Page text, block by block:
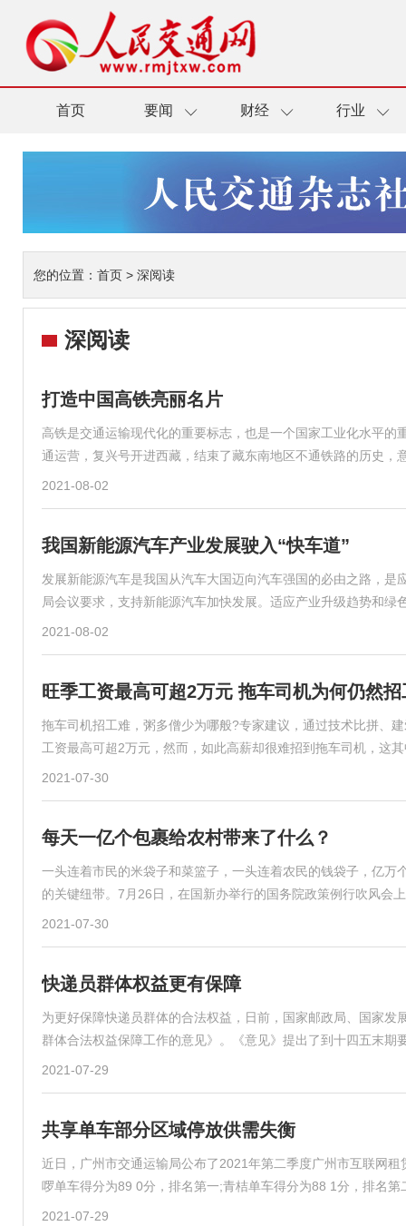
首页 要闻 财经 行业
您的位置： 首页 > 深阅读
深阅读
打造中国高铁亮丽名片
高铁是交通运输现代化的重要标志，也是一个国家工业化水平
通运营，复兴号开进西藏，结束了藏东南地区不通铁路的历史，
2021-08-02
我国新能源汽车产业发展驶入“快车道”
发展新能源汽车是我国从汽车大国迈向汽车强国的必由之路，
局会议要求，支持新能源汽车加快发展。适应产业升级趋势和绿
2021-08-02
旺季工资最高可超2万元 拖车司机为何仍然
拖车司机招工难，粥多僧少为哪般?专家建议，通过技术比拼、
工资最高可超2万元，然而，如此高薪却很难招到拖车司机，这
2021-07-30
每天一亿个包裹给农村带来了什么？
一头连着市民的米袋子和菜篮子，一头连着农民的钱袋子，亿
的关键纽带。7月26日，在国新办举行的国务院政策例行吹风会
2021-07-30
快递员群体权益更有保障
为更好保障快递员群体的合法权益，日前，国家邮政局、国家
群体合法权益保障工作的意见》。《意见》提出了到十四五末期
2021-07-29
共享单车部分区域停放供需失衡
近日，广州市交通运输局公布了2021年第二季度广州市互联网
啰单车得分为89 0分，排名第一;青桔单车得分为88 1分，排名
2021-07-29